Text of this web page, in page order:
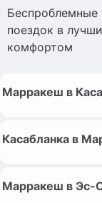
Беспроблемные
поездок в
комфортом
Марракеш в
Касабланка в
Марракеш в Эс-